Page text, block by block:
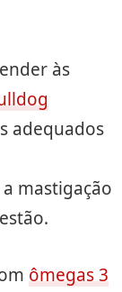
às
adequados
mastigação
ômegas 3